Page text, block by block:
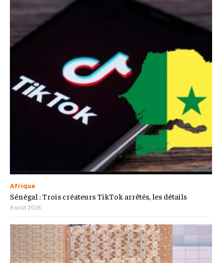
Afrique
Sénégal : Trois créateurs TikTok arrêtés, les détails
8 août 2026